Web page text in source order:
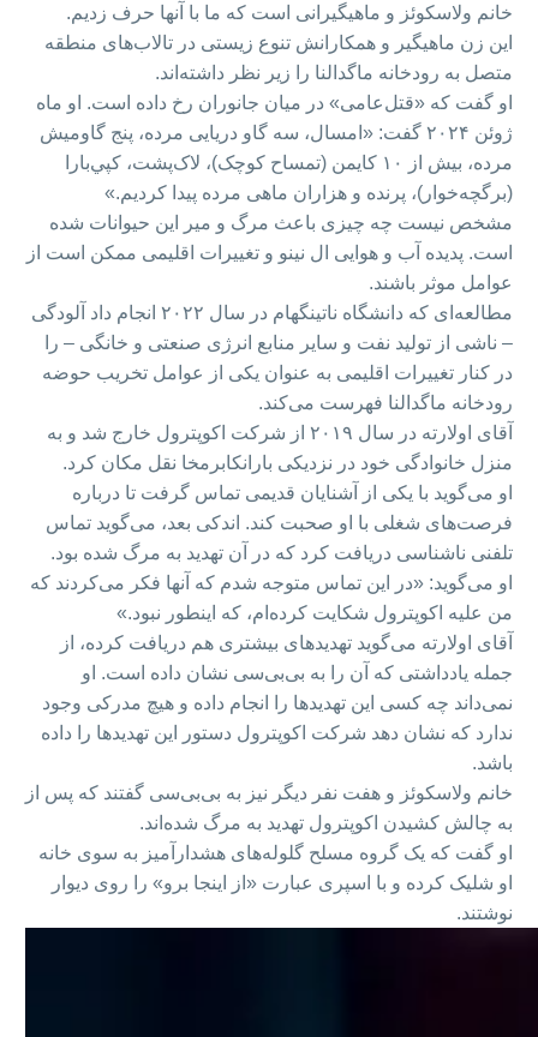
خانم ولاسکوئز و ماهیگیرانی است که ما با آنها حرف زدیم.
این زن ماهیگیر و همکارانش تنوع زیستی در تالاب‌های منطقه
متصل به رودخانه ماگدالنا را زیر نظر داشته‌اند.
او گفت که «قتل‌عامی» در میان جانوران رخ داده است. او ماه
ژوئن ۲۰۲۴ گفت: «امسال، سه گاو دریایی مرده، پنج گاومیش
مرده، بیش از ۱۰ کایمن (تمساح کوچک)، لاک‌پشت، کپي‌بارا
(برگچه‌خوار)، پرنده و هزاران ماهی مرده پیدا کردیم.»
مشخص نیست چه چیزی باعث مرگ و میر این حیوانات شده
است. پدیده آب و هوایی ال نینو و تغییرات اقلیمی ممکن است از
عوامل موثر باشند.
مطالعه‌ای که دانشگاه ناتینگهام در سال ۲۰۲۲ انجام داد آلودگی
– ناشی از تولید نفت و سایر منابع انرژی صنعتی و خانگی – را
در کنار تغییرات اقلیمی به عنوان یکی از عوامل تخریب حوضه
رودخانه ماگدالنا فهرست می‌کند.
آقای اولارته در سال ۲۰۱۹ از شرکت اکوپترول خارج شد و به
منزل خانوادگی خود در نزدیکی بارانکابرمخا نقل مکان کرد.
او می‌گوید با یکی از آشنایان قدیمی تماس گرفت تا درباره
فرصت‌های شغلی با او صحبت کند. اندکی بعد، می‌گوید تماس
تلفنی ناشناسی دریافت کرد که در آن تهدید به مرگ شده بود.
او می‌گوید: «در این تماس متوجه شدم که آنها فکر می‌کردند که
من علیه اکوپترول شکایت کرده‌ام، که اینطور نبود.»
آقای اولارته می‌گوید تهدیدهای بیشتری هم دریافت کرده، از
جمله یادداشتی که آن را به بی‌بی‌سی نشان داده است. او
نمی‌داند چه کسی این تهدیدها را انجام داده و هیچ مدرکی وجود
ندارد که نشان دهد شرکت اکوپترول دستور این تهدیدها را داده
باشد.
خانم ولاسکوئز و هفت نفر دیگر نیز به بی‌بی‌سی گفتند که پس از
به چالش کشیدن اکوپترول تهدید به مرگ شده‌اند.
او گفت که یک گروه مسلح گلوله‌های هشدارآمیز به سوی خانه
او شلیک کرده و با اسپری عبارت «از اینجا برو» را روی دیوار
نوشتند.